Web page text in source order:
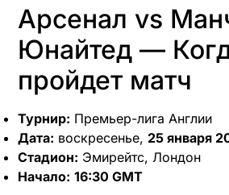
Арсенал vs
Юнайтед —
пройдет матч
Турнир: Премьер-лига Англии
Дата: воскресенье, 25 января
Стадион: Эмирейтс, Лондон
Начало: 16:30 GMT